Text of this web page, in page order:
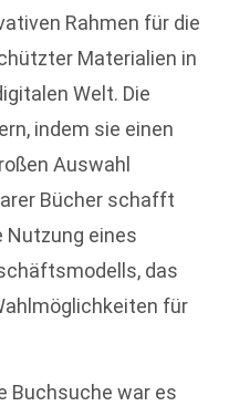
Rahmen für die
Materialien in
Welt. Die
indem sie einen
Auswahl
Bücher schafft
Nutzung eines
das
für
Buchsuche war es